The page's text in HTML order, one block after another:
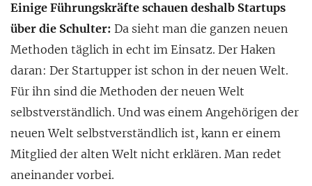
Einige Führungskräfte schauen deshalb Startups
über die Schulter: Da sieht man die ganzen neuen
Methoden täglich in echt im Einsatz. Der Haken
daran: Der Startupper ist schon in der neuen Welt.
Für ihn sind die Methoden der neuen Welt
selbstverständlich. Und was einem Angehörigen der
neuen Welt selbstverständlich ist, kann er einem
Mitglied der alten Welt nicht erklären. Man redet
aneinander vorbei.